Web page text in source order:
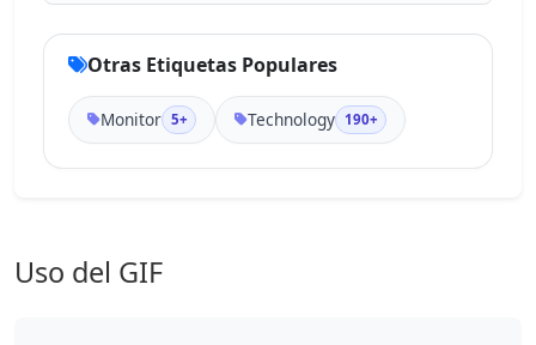
Otras Etiquetas Populares
Monitor 5+ Technology 190+
Uso del GIF